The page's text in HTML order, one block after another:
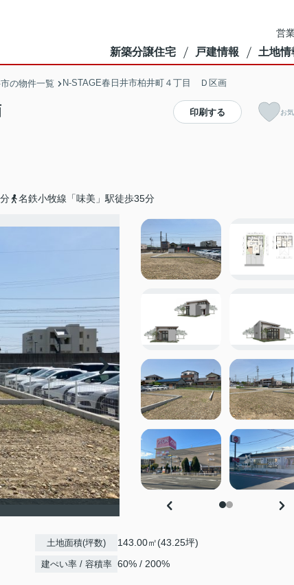
営
新築分譲住宅 戸建情報 土地情
の物件一覧 N-STAGE春日井市柏井町４丁目 Ｄ区画
名鉄小牧線「味美」駅徒歩35分
印刷する お
土地面積(坪数) 143.00㎡(43.25坪)
建ぺい率 / 容積率 60% / 200%